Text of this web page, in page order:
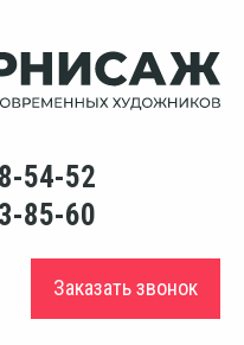
54-52
85-60
Заказать звонок